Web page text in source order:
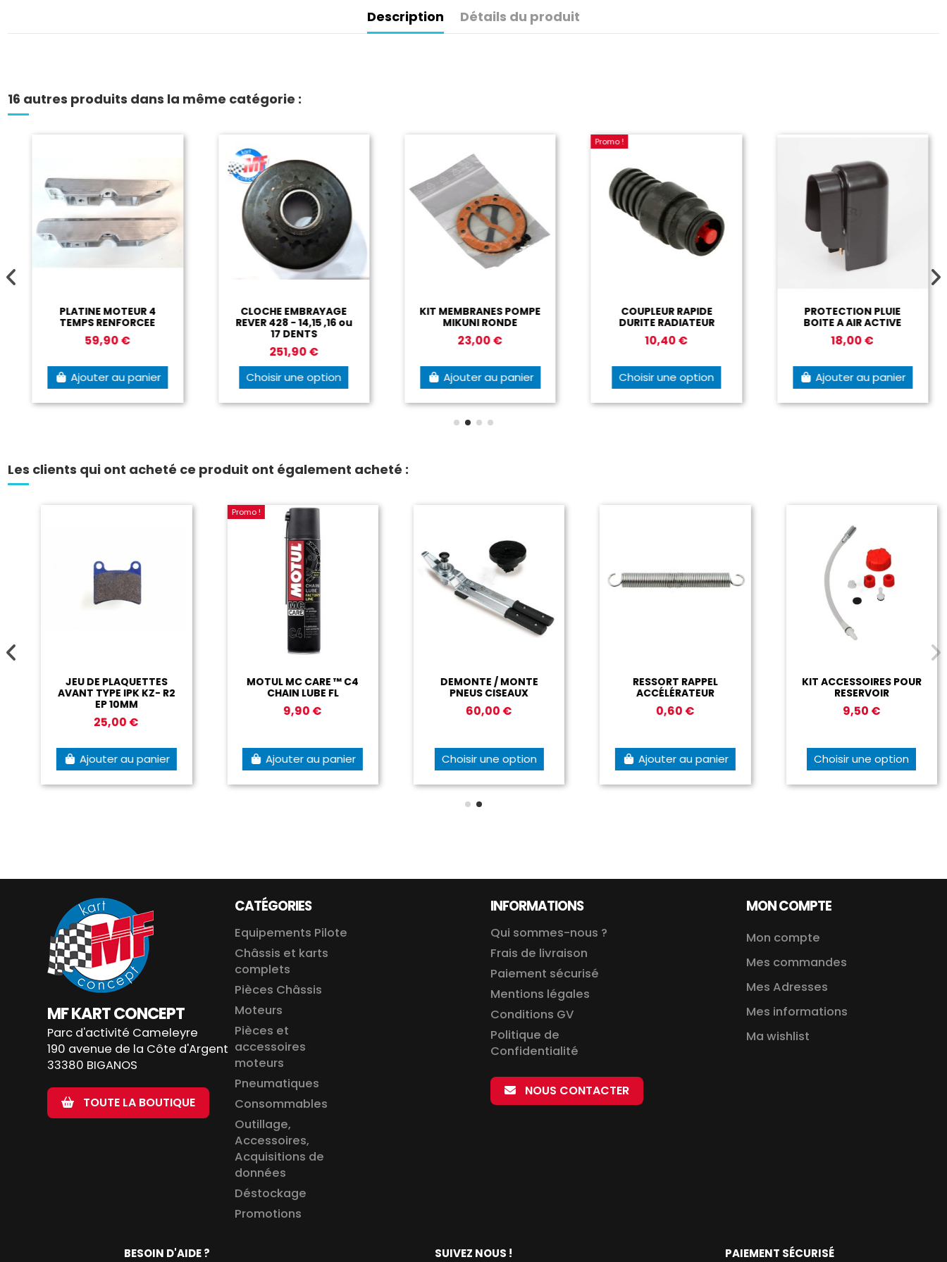
Description Détails du produit
16 autres produits dans la même catégorie :
PLATINE MOTEUR 4
TEMPS RENFORCEE
59,90 €
Ajouter au panier
CLOCHE EMBRAYAGE
REVER 428 - 14,15 ,16 ou
17 DENTS
251,90 €
Choisir une option
KIT MEMBRANES POMPE
MIKUNI RONDE
23,00 €
Ajouter au panier
Promo !
COUPLEUR RAPIDE
DURITE RADIATEUR
10,40 €
Choisir une option
PROTECTION PLUIE
BOITE A AIR ACTIVE
18,00 €
Ajouter au panier
Les clients qui ont acheté ce produit ont également acheté :
JEU DE PLAQUETTES
AVANT TYPE IPK KZ- R2
EP 10MM
25,00 €
Ajouter au panier
Promo !
MOTUL MC CARE ™ C4
CHAIN LUBE FL
9,90 €
Ajouter au panier
DEMONTE / MONTE
PNEUS CISEAUX
60,00 €
Choisir une option
RESSORT RAPPEL
ACCÉLÉRATEUR
0,60 €
Ajouter au panier
KIT ACCESSOIRES POUR
RESERVOIR
9,50 €
Choisir une option
MF KART CONCEPT
Parc d'activité Cameleyre
190 avenue de la Côte d'Argent
33380 BIGANOS
TOUTE LA BOUTIQUE
CATÉGORIES
Equipements Pilote
Châssis et karts
complets
Pièces Châssis
Moteurs
Pièces et
accessoires
moteurs
Pneumatiques
Consommables
Outillage,
Accessoires,
Acquisitions de
données
Déstockage
Promotions
INFORMATIONS
Qui sommes-nous ?
Frais de livraison
Paiement sécurisé
Mentions légales
Conditions GV
Politique de
Confidentialité
NOUS CONTACTER
MON COMPTE
Mon compte
Mes commandes
Mes Adresses
Mes informations
Ma wishlist
BESOIN D'AIDE ? SUIVEZ NOUS ! PAIEMENT SÉCURISÉ